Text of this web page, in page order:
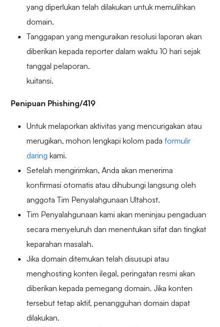
yang diperlukan telah dilakukan untuk memulihkan
domain.
Tanggapan yang menguraikan resolusi laporan akan
diberikan kepada reporter dalam waktu 10 hari sejak
tanggal pelaporan.
kuitansi.
Penipuan Phishing/419
Untuk melaporkan aktivitas yang mencurigakan atau
merugikan, mohon lengkapi kolom pada formulir
daring kami.
Setelah mengirimkan, Anda akan menerima
konfirmasi otomatis atau dihubungi langsung oleh
anggota Tim Penyalahgunaan Ultahost.
Tim Penyalahgunaan kami akan meninjau pengaduan
secara menyeluruh dan menentukan sifat dan tingkat
keparahan masalah.
Jika domain ditemukan telah disusupi atau
menghosting konten ilegal, peringatan resmi akan
diberikan kepada pemegang domain. Jika konten
tersebut tetap aktif, penangguhan domain dapat
dilakukan.